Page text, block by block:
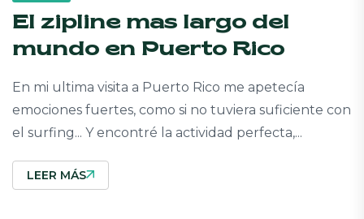
El zipline mas largo del
mundo en Puerto Rico
En mi ultima visita a Puerto Rico me apetecía
emociones fuertes, como si no tuviera suficiente con
el surfing... Y encontré la actividad perfecta,...
LEER MÁS